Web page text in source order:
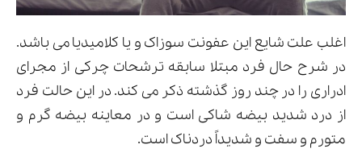
اغلب علت شایع این عفونت سوزاک و یا کلامیدیا می باشد.
در شرح حال فرد مبتلا سابقه ترشحات چرکی از مجرای
ادراری را در چند روز گذشته ذکر می کند. در این حالت فرد
از درد شدید بیضه شاکی است و در معاینه بیضه گرم و
متورم و سفت و شدیداً دردناک است.